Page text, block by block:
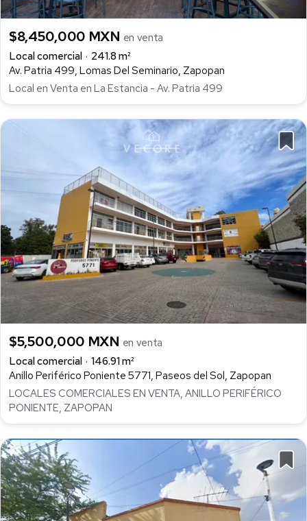
$8,450,000 MXN en venta
Local comercial
241.8 m²
Av. Patria 499, Lomas Del Seminario, Zapopan
Local en Venta en La Estancia - Av. Patria 499
$5,500,000 MXN en venta
Local comercial
146.91 m²
Anillo Periférico Poniente 5771, Paseos del Sol, Zapopan
LOCALES COMERCIALES EN VENTA, ANILLO PERIFÉRICO
PONIENTE, ZAPOPAN